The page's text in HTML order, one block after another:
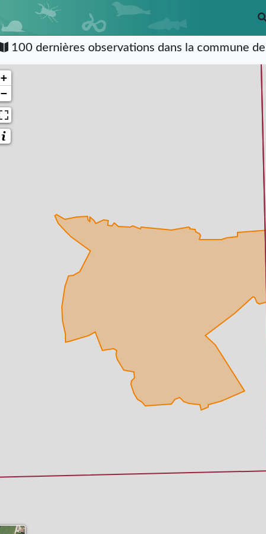
100 dernières observations dans la commune de
+
−